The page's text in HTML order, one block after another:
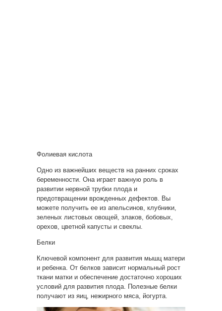
Фолиевая кислота
Одно из важнейших веществ на ранних сроках
беременности. Она играет важную роль в
развитии нервной трубки плода и
предотвращении врожденных дефектов. Вы
можете получить ее из апельсинов, клубники,
зеленых листовых овощей, злаков, бобовых,
орехов, цветной капусты и свеклы.
Белки
Ключевой компонент для развития мышц матери
и ребенка. От белков зависит нормальный рост
ткани матки и обеспечение достаточно хороших
условий для развития плода. Полезные белки
получают из яиц, нежирного мяса, йогурта.